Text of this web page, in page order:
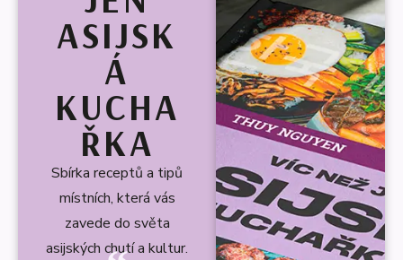
ASIJSK
Á
KUCHA
ŘKA
Sbírka receptů a tipů
místních, která vás
zavede do světa
asijských chutí a kultur.